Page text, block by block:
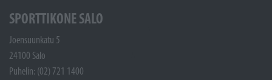
SPORTTIKONE SALO
Joensuunkatu 5
24100 Salo
Puhelin: (02) 721 1400